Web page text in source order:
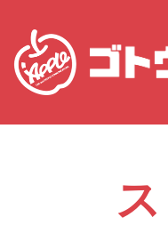
アップル春
愛知県春日